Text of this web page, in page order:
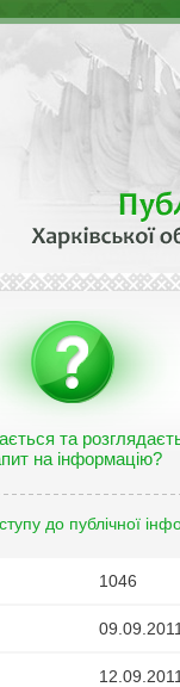
та
на інформацію?
до публічної
1046